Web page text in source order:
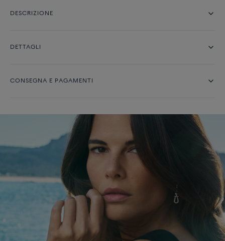
DESCRIZIONE
DETTAGLI
CONSEGNA E PAGAMENTI